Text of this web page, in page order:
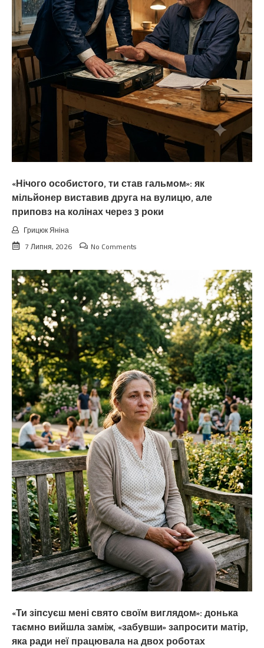
«Нічого особистого, ти став гальмом»: як
мільйонер виставив друга на вулицю, але
приповз на колінах через 3 роки
Грицюк Яніна
7 Липня, 2026
No Comments
«Ти зіпсуєш мені свято своїм виглядом»: донька
таємно вийшла заміж, «забувши» запросити матір,
яка ради неї працювала на двох роботах